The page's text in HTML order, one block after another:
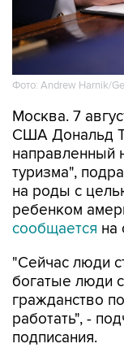
Фото: Andrew Harnik/
Москва. 7
США Дональд
направленный
туризма",
на роды с
ребенком
сообщается на
"Сейчас люди
богатые люди
гражданство
работать", -
подписания.